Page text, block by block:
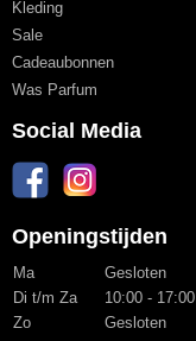
Kleding
Sale
Cadeaubonnen
Was Parfum
Social Media
Openingstijden
Ma
Gesloten
Di t/m Za
10:00 - 17:00
Zo
Gesloten